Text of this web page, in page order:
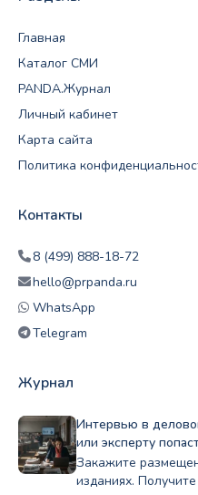
Главная
Каталог СМИ
PANDA.Журнал
Личный кабинет
Карта сайта
Политика
Контакты
8 (499) 888-18-72
hello@prpanda.ru
WhatsApp
Telegram
Журнал
Интервью в
или эксперту
Закажите
изданиях.